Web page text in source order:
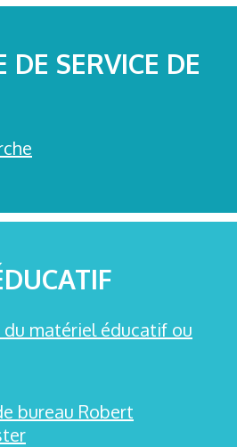
DE SERVICE DE
matériel éducatif ou
bureau Robert